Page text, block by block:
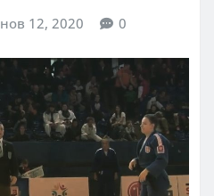
нов 12, 2020 0